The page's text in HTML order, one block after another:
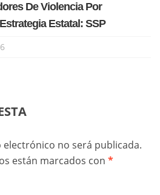
De Violencia Por
Estatal: SSP
no será publicada.
están marcados con *